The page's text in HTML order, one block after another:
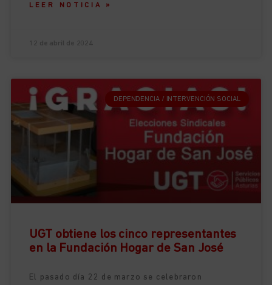
LEER NOTICIA »
DEPENDENCIA / INTERVENCIÓN SOCIAL
UGT obtiene los cinco representantes
en la Fundación Hogar de San José
El pasado día 22 de marzo se celebraron